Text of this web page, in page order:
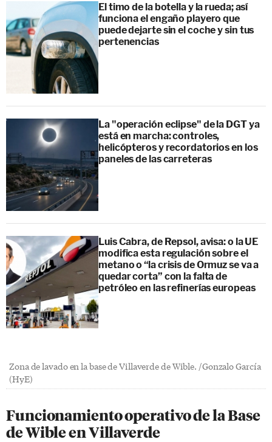
El timo de la botella y la rueda; así
funciona el engaño playero que
puede dejarte sin el coche y sin tus
pertenencias
La "operación eclipse" de la DGT ya
está en marcha: controles,
helicópteros y recordatorios en los
paneles de las carreteras
Luis Cabra, de Repsol, avisa: o la UE
modifica esta regulación sobre el
metano o “la crisis de Ormuz se va a
quedar corta” con la falta de
petróleo en las refinerías europeas
Zona de lavado en la base de Villaverde de Wible. /Gonzalo García
(HyE)
Funcionamiento operativo de la Base
de Wible en Villaverde